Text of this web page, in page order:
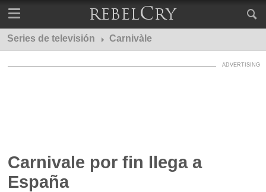
Series de televisión Carnivàle
Carnivale por fin llega a
España